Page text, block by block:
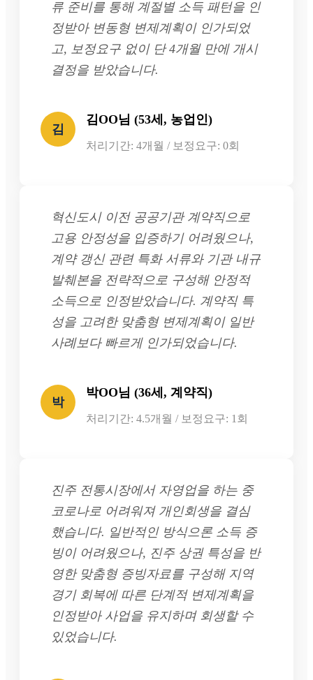
류 준비를 통해 계절별 소득 패턴을 인
정받아 변동형 변제계획이 인가되었
고, 보정요구 없이 단 4개월 만에 개시
결정을 받았습니다.
김
김OO님 (53세, 농업인)
처리기간: 4개월 / 보정요구: 0회
혁신도시 이전 공공기관 계약직으로
고용 안정성을 입증하기 어려웠으나,
계약 갱신 관련 특화 서류와 기관 내규
발췌본을 전략적으로 구성해 안정적
소득으로 인정받았습니다. 계약직 특
성을 고려한 맞춤형 변제계획이 일반
사례보다 빠르게 인가되었습니다.
박
박OO님 (36세, 계약직)
처리기간: 4.5개월 / 보정요구: 1회
진주 전통시장에서 자영업을 하는 중
코로나로 어려워져 개인회생을 결심
했습니다. 일반적인 방식으론 소득 증
빙이 어려웠으나, 진주 상권 특성을 반
영한 맞춤형 증빙자료를 구성해 지역
경기 회복에 따른 단계적 변제계획을
인정받아 사업을 유지하며 회생할 수
있었습니다.